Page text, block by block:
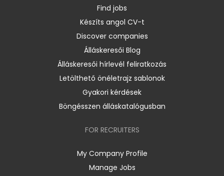
Find jobs
Készíts angol CV-t
Discover companies
Álláskeresői Blog
Álláskeresői hírlevél feliratkozás
Letölthető önéletrajz sablonok
Gyakori kérdések
Böngésszen álláskatalógusban
FOR RECRUITERS
My Company Profile
Manage Jobs